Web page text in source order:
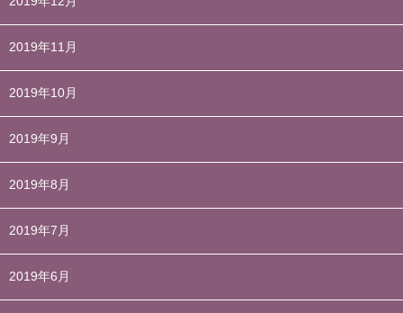
2019年11月
2019年10月
2019年9月
2019年8月
2019年7月
2019年6月